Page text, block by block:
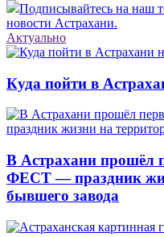
Подписывайтесь на наш
новости Астрахани.
Актуально
Куда пойти в
В Астрахани прошёл
ФЕСТ — праздник
бывшего завода